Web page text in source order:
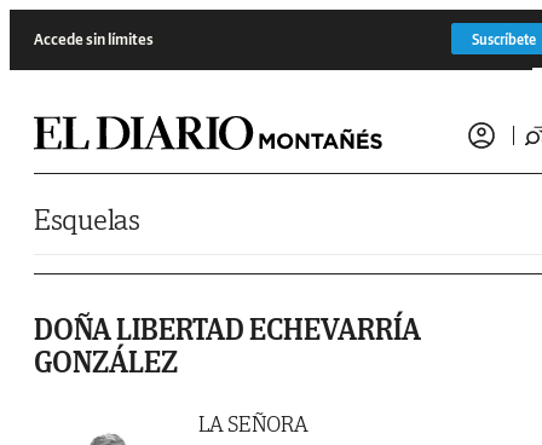
Accede sin límites Suscríbete
Esquelas
DOÑA LIBERTAD ECHEVARRÍA
GONZÁLEZ
LA SEÑORA